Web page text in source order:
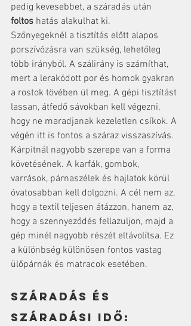
pedig kevesebbet, a száradás után
foltos hatás alakulhat ki.
Szőnyegeknél a tisztítás előtt alapos
porszívózásra van szükség, lehetőleg
több irányból. A szálirány is számíthat,
mert a lerakódott por és homok gyakran
a rostok tövében ül meg. A gépi tisztítást
lassan, átfedő sávokban kell végezni,
hogy ne maradjanak kezeletlen csíkok. A
végén itt is fontos a száraz visszaszívás.
Kárpitnál nagyobb szerepe van a forma
követésének. A karfák, gombok,
varrások, párnaszélek és hajlatok körül
óvatosabban kell dolgozni. A cél nem az,
hogy a textil teljesen átázzon, hanem az,
hogy a szennyeződés fellazuljon, majd a
gép minél nagyobb részét eltávolítsa. Ez
a különbség különösen fontos vastag
ülőpárnák és matracok esetében.
Száradás és
száradási idő: